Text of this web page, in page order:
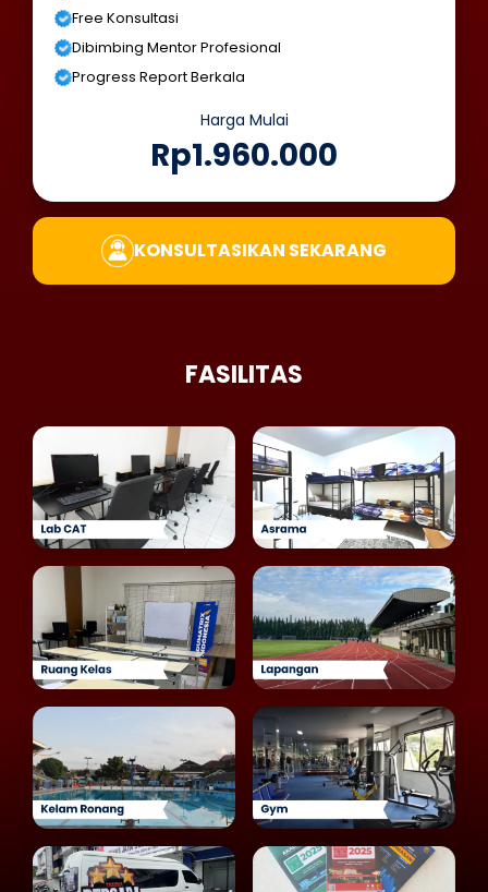
Free Konsultasi
Dibimbing Mentor Profesional
Progress Report Berkala
Harga Mulai
Rp1.960.000
KONSULTASIKAN SEKARANG
FASILITAS